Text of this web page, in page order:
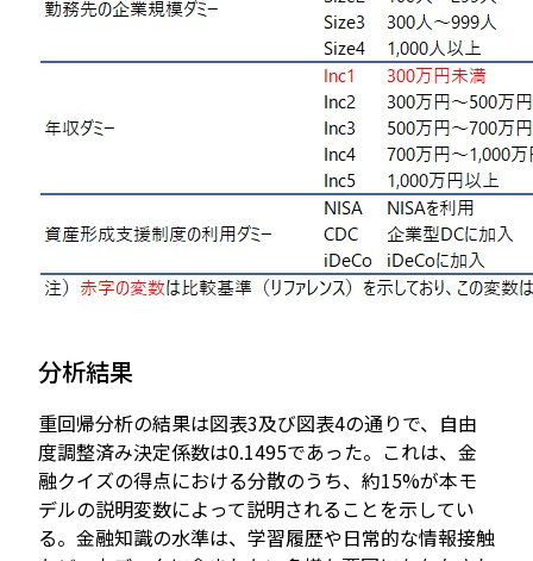
分析結果
重回帰分析の結果は図表3及び図表4の通りで、自由
度調整済み決定係数は0.1495であった。これは、金
融クイズの得点における分散のうち、約15%が本モ
デルの説明変数によって説明されることを示してい
る。金融知識の水準は、学習履歴や日常的な情報接触